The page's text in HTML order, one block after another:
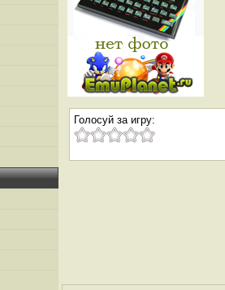
Голосуй за игру: